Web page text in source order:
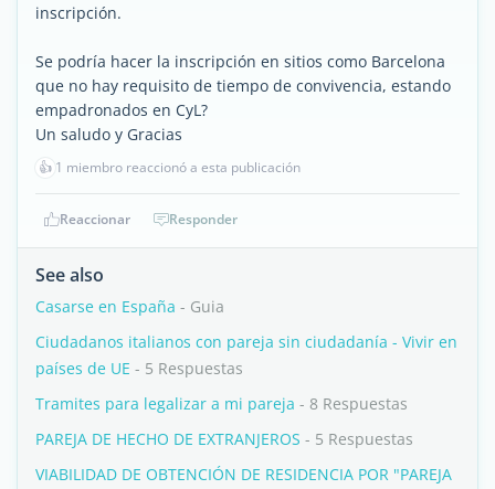
inscripción.
Se podría hacer la inscripción en sitios como Barcelona
que no hay requisito de tiempo de convivencia, estando
empadronados en CyL?
Un saludo y Gracias
👍 1 miembro reaccionó a esta publicación
Reaccionar Responder
See also
Casarse en España - Guia
Ciudadanos italianos con pareja sin ciudadanía - Vivir en
países de UE - 5 Respuestas
Tramites para legalizar a mi pareja - 8 Respuestas
PAREJA DE HECHO DE EXTRANJEROS - 5 Respuestas
VIABILIDAD DE OBTENCIÓN DE RESIDENCIA POR "PAREJA